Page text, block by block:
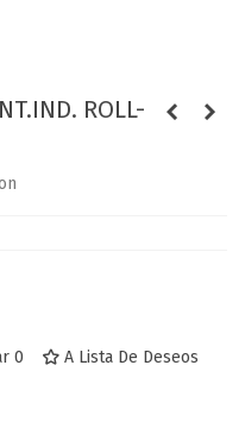
ROLL-
0 A Lista De Deseos